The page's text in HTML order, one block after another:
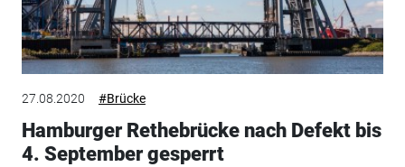
27.08.2020 #Brücke
Hamburger Rethebrücke nach Defekt bis
4. September gesperrt